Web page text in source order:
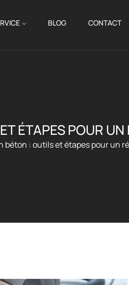
BLOG CONTACT
ÉTAPES POUR UN
béton : outils et étapes pour un